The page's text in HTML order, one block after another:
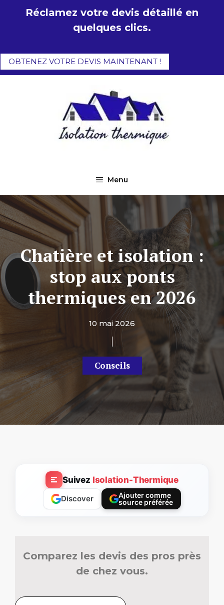
Réclamez votre devis détaillé en
quelques clics.
OBTENEZ VOTRE DEVIS MAINTENANT !
Menu
Chatière et isolation :
stop aux ponts
thermiques en 2026
10 mai 2026
Conseils
Suivez Isolation-Thermique
Discover
Ajouter comme
source préférée
Comparez les devis des pros près
de chez vous.